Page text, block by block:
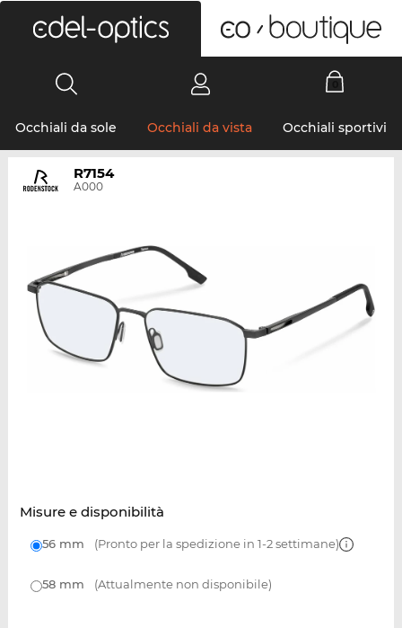
Occhiali da sole Occhiali da vista Occhiali sportivi
R7154
A000
Misure e disponibilità
56 mm (Pronto per la spedizione in 1-2 settimane)
58 mm (Attualmente non disponibile)